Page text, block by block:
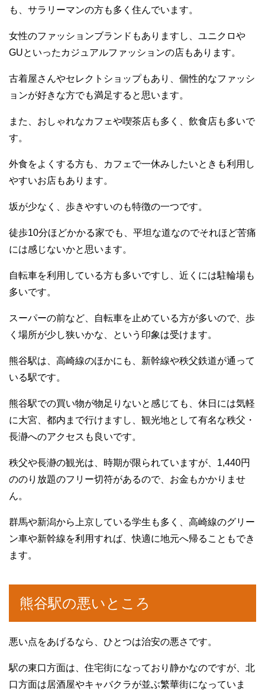
も、サラリーマンの方も多く住んでいます。
女性のファッションブランドもありますし、ユニクロや
GUといったカジュアルファッションの店もあります。
古着屋さんやセレクトショップもあり、個性的なファッシ
ョンが好きな方でも満足すると思います。
また、おしゃれなカフェや喫茶店も多く、飲食店も多いで
す。
外食をよくする方も、カフェで一休みしたいときも利用し
やすいお店もあります。
坂が少なく、歩きやすいのも特徴の一つです。
徒歩10分ほどかかる家でも、平坦な道なのでそれほど苦痛
には感じないかと思います。
自転車を利用している方も多いですし、近くには駐輪場も
多いです。
スーパーの前など、自転車を止めている方が多いので、歩
く場所が少し狭いかな、という印象は受けます。
熊谷駅は、高崎線のほかにも、新幹線や秩父鉄道が通って
いる駅です。
熊谷駅での買い物が物足りないと感じても、休日には気軽
に大宮、都内まで行けますし、観光地として有名な秩父・
長瀞へのアクセスも良いです。
秩父や長瀞の観光は、時期が限られていますが、1,440円
ののり放題のフリー切符があるので、お金もかかりませ
ん。
群馬や新潟から上京している学生も多く、高崎線のグリー
ン車や新幹線を利用すれば、快適に地元へ帰ることもでき
ます。
熊谷駅の悪いところ
悪い点をあげるなら、ひとつは治安の悪さです。
駅の東口方面は、住宅街になっており静かなのですが、北
口方面は居酒屋やキャバクラが並ぶ繁華街になっていま